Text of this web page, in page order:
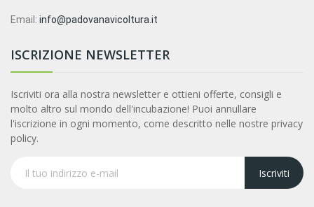
Email: info@padovanavicoltura.it
ISCRIZIONE NEWSLETTER
Iscriviti ora alla nostra newsletter e ottieni offerte, consigli e
molto altro sul mondo dell'incubazione! Puoi annullare
l'iscrizione in ogni momento, come descritto nelle nostre privacy
policy.
Iscriviti